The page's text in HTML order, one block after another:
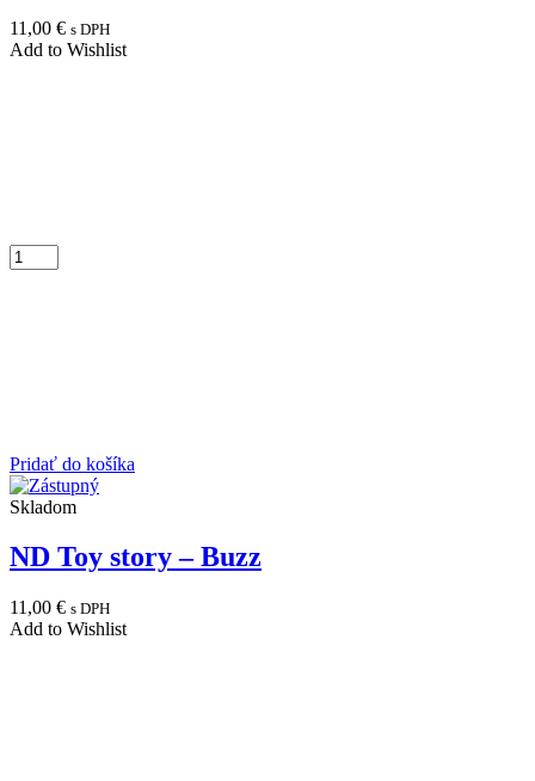
11,00 € s DPH
Add to Wishlist
Pridať do košíka
Skladom
ND Toy story – Buzz
11,00 € s DPH
Add to Wishlist